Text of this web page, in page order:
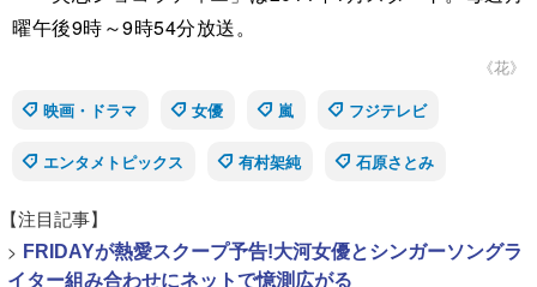
曜午後9時～9時54分放送。
《花》
映画・ドラマ
女優 嵐 フジテレビ
エンタメトピックス 有村架純 石原さとみ
【注目記事】
> FRIDAYが熱愛スクープ予告!大河女優とシンガーソングラ
イター組み合わせにネットで憶測広がる